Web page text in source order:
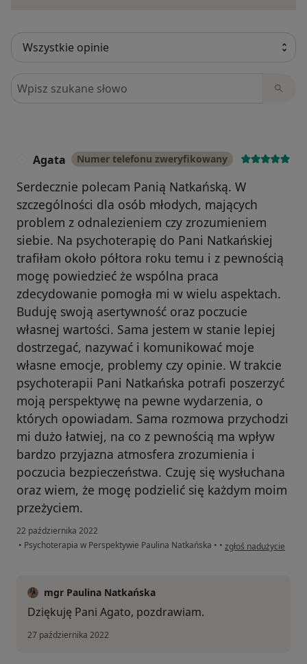
Szukaj w opiniach
Agata Numer telefonu zweryfikowany
Serdecznie polecam Panią Natkańską. W
szczególności dla osób młodych, mających
problem z odnalezieniem czy zrozumieniem
siebie. Na psychoterapię do Pani Natkańskiej
trafiłam około półtora roku temu i z pewnością
mogę powiedzieć że wspólna praca
zdecydowanie pomogła mi w wielu aspektach.
Buduję swoją asertywność oraz poczucie
własnej wartości. Sama jestem w stanie lepiej
dostrzegać, nazywać i komunikować moje
własne emocje, problemy czy opinie. W trakcie
psychoterapii Pani Natkańska potrafi poszerzyć
moją perspektywę na pewne wydarzenia, o
których opowiadam. Sama rozmowa przychodzi
mi dużo łatwiej, na co z pewnością ma wpływ
bardzo przyjazna atmosfera zrozumienia i
poczucia bezpieczeństwa. Czuję się wysłuchana
oraz wiem, że mogę podzielić się każdym moim
przeżyciem.
22 października 2022
• Psychoterapia w Perspektywie Paulina Natkańska • • w opinii użytkownika
zgłoś nadużycie
mgr Paulina Natkańska
Dziękuję Pani Agato, pozdrawiam.
27 października 2022